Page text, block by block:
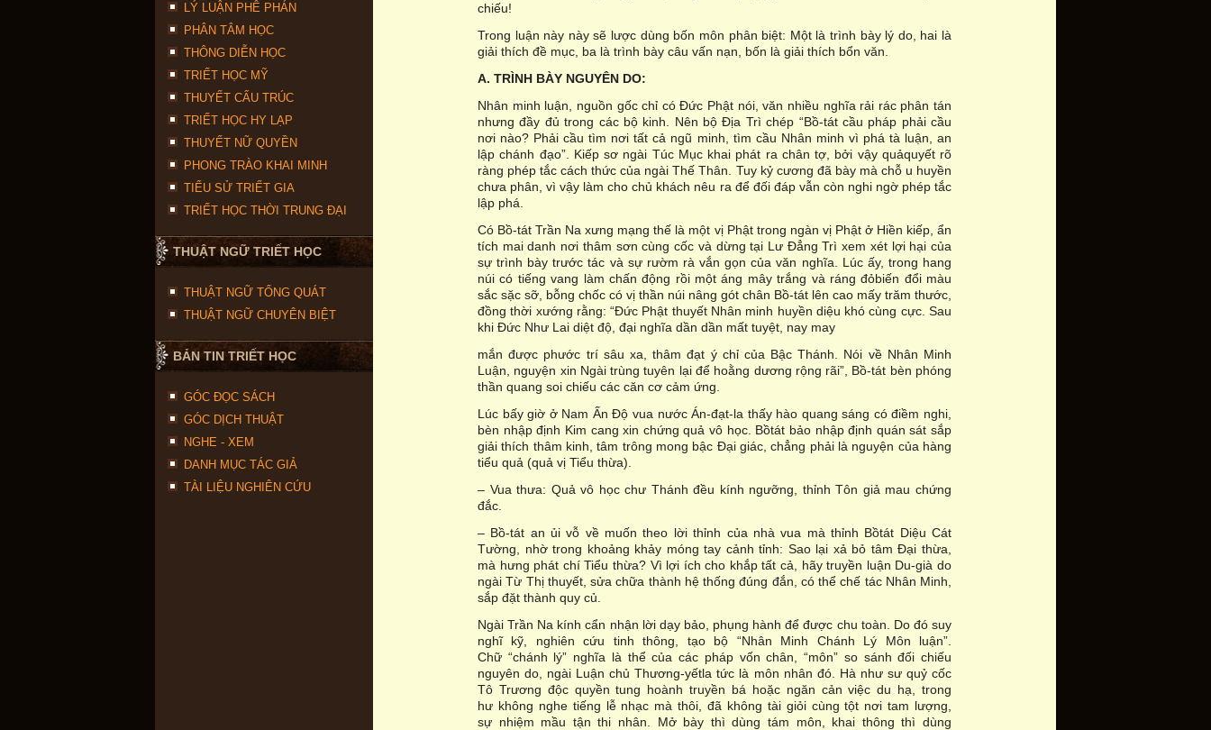
LÝ LUẬN PHÊ PHÁN
PHÂN TÂM HỌC
THÔNG DIỄN HỌC
TRIẾT HỌC MỸ
THUYẾT CẤU TRÚC
TRIẾT HỌC HY LẠP
THUYẾT NỮ QUYỀN
PHONG TRÀO KHAI MINH
TIỂU SỬ TRIẾT GIA
TRIẾT HỌC THỜI TRUNG ĐẠI
THUẬT NGỮ TRIẾT HỌC
THUẬT NGỮ TỔNG QUÁT
THUẬT NGỮ CHUYÊN BIỆT
BẢN TIN TRIẾT HỌC
GÓC ĐỌC SÁCH
GÓC DỊCH THUẬT
NGHE - XEM
DANH MỤC TÁC GIẢ
TÀI LIỆU NGHIÊN CỨU
chiếu!
Trong luận này này sẽ lược dùng bốn môn phân biệt: Một là trình bày lý do, hai là
giải thích đề mục, ba là trình bày câu vấn nạn, bốn là giải thích bổn văn.
A. TRÌNH BÀY NGUYÊN DO:
Nhân minh luận, nguồn gốc chỉ có Đức Phật nói, văn nhiều nghĩa rải rác phân tán
nhưng đầy đủ trong các bộ kinh. Nên bộ Địa Trì chép “Bồ-tát cầu pháp phải cầu
nơi nào? Phải cầu tìm nơi tất cả ngũ minh, tìm cầu Nhân minh vì phá tà luận, an
lập chánh đạo”. Kiếp sơ ngài Túc Mục khai phát ra chân tợ, bởi vậy quảquyết rõ
ràng phép tắc cách thức của ngài Thế Thân. Tuy kỷ cương đã bày mà chỗ u huyền
chưa phân, vì vậy làm cho chủ khách nêu ra để đối đáp vẫn còn nghi ngờ phép tắc
lập phá.
Có Bồ-tát Trần Na xưng mạng thế là một vị Phật trong ngàn vị Phật ở Hiền kiếp, ẩn
tích mai danh nơi thâm sơn cùng cốc và dừng tại Lư Đẳng Trì xem xét lợi hại của
sự trình bày trước tác và sự rườm rà vắn gọn của văn nghĩa. Lúc ấy, trong hang
núi có tiếng vang làm chấn động rồi một áng mây trắng và ráng đỏbiến đổi màu
sắc sặc sỡ, bỗng chốc có vị thần núi nâng gót chân Bồ-tát lên cao mấy trăm thước,
đồng thời xướng rằng: “Đức Phật thuyết Nhân minh huyền diệu khó cùng cực. Sau
khi Đức Như Lai diệt độ, đại nghĩa dần dần mất tuyệt, nay may
mắn được phước trí sâu xa, thâm đạt ý chỉ của Bậc Thánh. Nói về Nhân Minh
Luận, nguyện xin Ngài trùng tuyên lại để hoằng dương rộng rãi”, Bồ-tát bèn phóng
thần quang soi chiếu các căn cơ cảm ứng.
Lúc bấy giờ ở Nam Ấn Độ vua nước Án-đạt-la thấy hào quang sáng có điềm nghi,
bèn nhập định Kim cang xin chứng quả vô học. Bồtát bảo nhập định quán sát sắp
giải thích thâm kinh, tâm trông mong bậc Đại giác, chẳng phải là nguyện của hàng
tiểu quả (quả vị Tiểu thừa).
– Vua thưa: Quả vô học chư Thánh đều kính ngưỡng, thỉnh Tôn giả mau chứng
đắc.
– Bồ-tát an ủi vỗ về muốn theo lời thỉnh của nhà vua mà thỉnh Bồtát Diệu Cát
Tường, nhờ trong khoảng khảy móng tay cảnh tỉnh: Sao lại xả bỏ tâm Đại thừa,
mà hưng phát chí Tiểu thừa? Vì lợi ích cho khắp tất cả, hãy truyền luận Du-già do
ngài Từ Thị thuyết, sửa chữa thành hệ thống đúng đắn, có thể chế tác Nhân Minh,
sắp đặt thành quy củ.
Ngài Trần Na kính cẩn nhận lời dạy bảo, phụng hành để được chu toàn. Do đó suy
nghĩ kỹ, nghiên cứu tinh thông, tạo bộ “Nhân Minh Chánh Lý Môn luận”.
Chữ “chánh lý” nghĩa là thể của các pháp vốn chân, “môn” so sánh đối chiếu
nguyên do, ngài Luận chủ Thương-yếtla tức là môn nhân đó. Hà như sư quỷ cốc
Tô Trương độc quyền tung hoành truyền bá hoặc ngăn cản việc du hạ, trong
hư không nghe tiếng lễ nhạc mà thôi, đã không tài giỏi cùng tột nơi tam lượng,
sự nhiệm mầu tận thi nhân. Mở bày thì dùng tám môn, khai thông thì dùng